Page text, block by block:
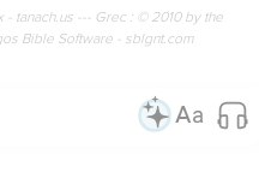
tanach.us --- Grec : © 2010 by the
Bible Software - sblgnt.com